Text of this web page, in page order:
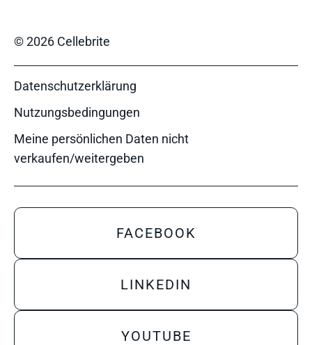
© 2026 Cellebrite
Datenschutzerklärung
Nutzungsbedingungen
Meine persönlichen Daten nicht
verkaufen/weitergeben
FACEBOOK
LINKEDIN
YOUTUBE